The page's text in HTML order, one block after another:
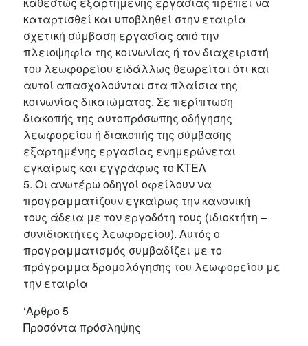
καταρτισθεί και υποβληθεί στην εταιρία
σχετική σύμβαση εργασίας από την
πλειοψηφία της κοινωνίας ή τον διαχειριστή
του λεωφορείου ειδάλλως θεωρείται ότι και
αυτοί απασχολούνται στα πλαίσια της
κοινωνίας δικαιώματος. Σε περίπτωση
διακοπής της αυτοπρόσωπης οδήγησης
λεωφορείου ή διακοπής της σύμβασης
εξαρτημένης εργασίας ενημερώνεται
εγκαίρως και εγγράφως το ΚΤΕΛ
5. Οι ανωτέρω οδηγοί οφείλουν να
προγραμματίζουν εγκαίρως την κανονική
τους άδεια με τον εργοδότη τους (ιδιοκτήτη –
συνιδιοκτήτες λεωφορείου). Αυτός ο
προγραμματισμός συμβαδίζει με το
πρόγραμμα δρομολόγησης του λεωφορείου με
την εταιρία
‘Αρθρο 5
Προσόντα πρόσληψης